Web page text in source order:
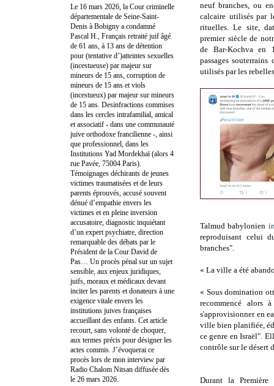
neuf branches, ou
calcaire utilisés par
rituelles.Le site,
premier siècle de
de Bar-Kochva en
passages
utilisés par les
Talmud babylonien
reproduisant celui
branches".
« La ville a été
« Sous domination
recommencé alors
s'approvisionner en
ville bien planifiée,
ce genre en Israël".
contrôle sur le désert
Durant la Première
Le 16 mars 2026, la Cour criminelle
départementale de Seine-Saint-
Denis à Bobigny a condamné
Pascal H., Français retraité juif âgé
de 61 ans, à 13 ans de détention
pour (tentative d’)atteintes sexuelles
(incestueuse) par majeur sur
mineurs de 15 ans, corruption de
mineurs de 15 ans et viols
(incestueux) par majeur sur mineurs
de 15 ans. Desinfractions commises
dans les cercles intrafamilial, amical
et associatif - dans une communauté
juive orthodoxe francilienne -, ainsi
que professionnel, dans les
Institutions Yad Mordekhaï (alors 4
rue Pavée, 75004 Paris).
Témoignages déchirants de jeunes
victimes traumatisées et de leurs
parents éprouvés, accusé souvent
dénué d’empathie envers les
victimes et en pleine inversion
accusatoire, diagnostic inquiétant
d’un expert psychiatre, direction
remarquable des débats par le
Président de la Cour David de
Pas… Un procès pénal sur un sujet
sensible, aux enjeux juridiques,
juifs, moraux et médicaux devant
inciter les parents et donateurs à une
exigence vitale envers les
institutions juives françaises
accueillant des enfants. Cet article
recourt, sans volonté de choquer,
aux termes précis pour désigner les
actes commis. J’évoquerai ce
procès lors de mon interview par
Radio Chalom Nitsan diffusée dès
le 26 mars 2026.